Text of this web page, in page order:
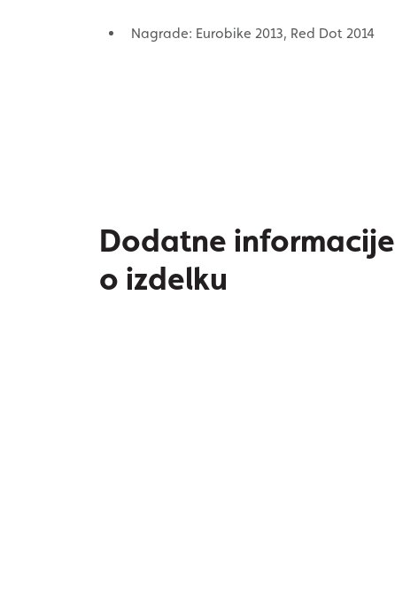
Nagrade: Eurobike 2013, Red Dot 2014
Dodatne informacije
o izdelku